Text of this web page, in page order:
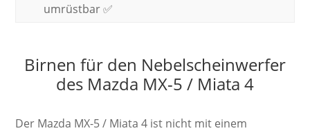
umrüstbar ✅
Birnen für den Nebelscheinwerfer
des Mazda MX-5 / Miata 4
Der Mazda MX-5 / Miata 4 ist nicht mit einem